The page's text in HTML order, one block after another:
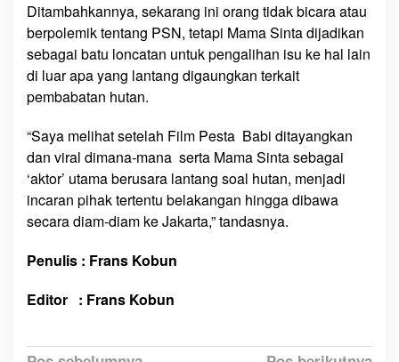
r
a
l
n
F
l
m
P
s
a
Ditambahkannya, sekarang ini orang tidak bicara atau
berpolemik tentang PSN, tetapi Mama Sinta dijadikan
sebagai batu loncatan untuk pengalihan isu ke hal lain
di luar apa yang lantang digaungkan terkait
pembabatan hutan.
“Saya melihat setelah Film Pesta Babi ditayangkan
dan viral dimana-mana serta Mama Sinta sebagai
‘aktor’ utama berusara lantang soal hutan, menjadi
incaran pihak tertentu belakangan hingga dibawa
secara diam-diam ke Jakarta,” tandasnya.
Penulis : Frans Kobun
Editor : Frans Kobun